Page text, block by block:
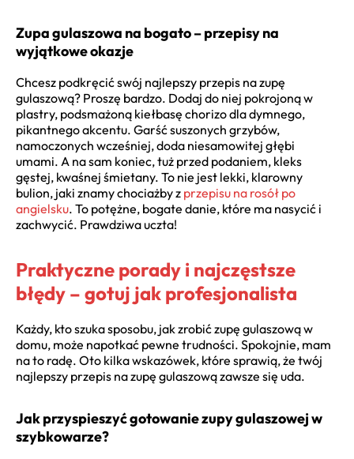
Zupa gulaszowa na bogato – przepisy na
wyjątkowe okazje
Chcesz podkręcić swój najlepszy przepis na zupę
gulaszową? Proszę bardzo. Dodaj do niej pokrojoną w
plastry, podsmażoną kiełbasę chorizo dla dymnego,
pikantnego akcentu. Garść suszonych grzybów,
namoczonych wcześniej, doda niesamowitej głębi
umami. A na sam koniec, tuż przed podaniem, kleks
gęstej, kwaśnej śmietany. To nie jest lekki, klarowny
bulion, jaki znamy chociażby z przepisu na rosół po
angielsku. To potężne, bogate danie, które ma nasycić i
zachwycić. Prawdziwa uczta!
Praktyczne porady i najczęstsze
błędy – gotuj jak profesjonalista
Każdy, kto szuka sposobu, jak zrobić zupę gulaszową w
domu, może napotkać pewne trudności. Spokojnie, mam
na to radę. Oto kilka wskazówek, które sprawią, że twój
najlepszy przepis na zupę gulaszową zawsze się uda.
Jak przyspieszyć gotowanie zupy gulaszowej w
szybkowarze?